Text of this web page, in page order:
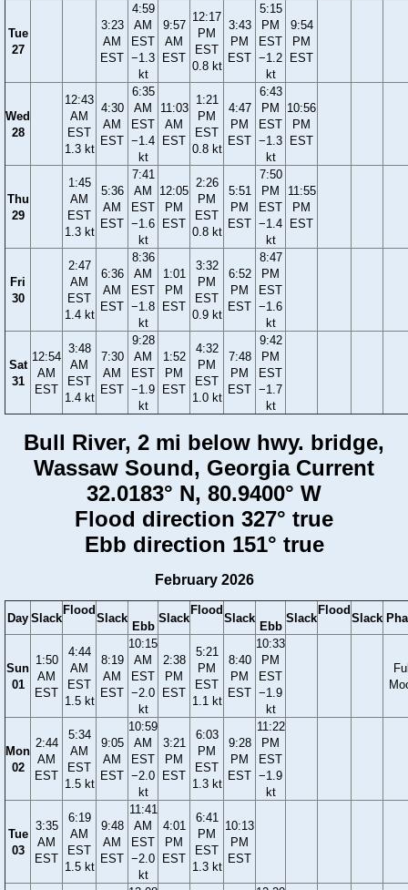
Tue
27
3:23
AM
EST
4:59
AM
EST
−1.3
kt
9:57
AM
EST
12:17
PM
EST
0.8 kt
3:43
PM
EST
5:15
PM
EST
−1.2
kt
9:54
PM
EST
Wed
28
12:43
AM
EST
1.3 kt
4:30
AM
EST
6:35
AM
EST
−1.4
kt
11:03
AM
EST
1:21
PM
EST
0.8 kt
4:47
PM
EST
6:43
PM
EST
−1.3
kt
10:56
PM
EST
Thu
29
1:45
AM
EST
1.3 kt
5:36
AM
EST
7:41
AM
EST
−1.6
kt
12:05
PM
EST
2:26
PM
EST
0.8 kt
5:51
PM
EST
7:50
PM
EST
−1.4
kt
11:55
PM
EST
Fri
30
2:47
AM
EST
1.4 kt
6:36
AM
EST
8:36
AM
EST
−1.8
kt
1:01
PM
EST
3:32
PM
EST
0.9 kt
6:52
PM
EST
8:47
PM
EST
−1.6
kt
Sat
31
12:54
AM
EST
3:48
AM
EST
1.4 kt
7:30
AM
EST
9:28
AM
EST
−1.9
kt
1:52
PM
EST
4:32
PM
EST
1.0 kt
7:48
PM
EST
9:42
PM
EST
−1.7
kt
Bull River, 2 mi below hwy. bridge,
Wassaw Sound, Georgia Current
32.0183° N, 80.9400° W
Flood direction 327° true
Ebb direction 151° true
February 2026
Day Slack
Flood
Slack
Ebb
Slack
Flood
Slack
Ebb
Slack
Flood
Slack
Sun
01
1:50
AM
EST
4:44
AM
EST
1.5 kt
8:19
AM
EST
10:15
AM
EST
−2.0
kt
2:38
PM
EST
5:21
PM
EST
1.1 kt
8:40
PM
EST
10:33
PM
EST
−1.9
kt
Mon
02
2:44
AM
EST
5:34
AM
EST
1.5 kt
9:05
AM
EST
10:59
AM
EST
−2.0
kt
3:21
PM
EST
6:03
PM
EST
1.3 kt
9:28
PM
EST
11:22
PM
EST
−1.9
kt
Tue
03
3:35
AM
EST
6:19
AM
EST
1.5 kt
9:48
AM
EST
11:41
AM
EST
−2.0
kt
4:01
PM
EST
6:41
PM
EST
1.3 kt
10:13
PM
EST